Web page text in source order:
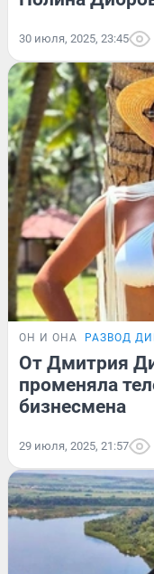
30 июля, 2025, 23:45
ОН И ОНА РАЗВОД
От Дмитрия
променяла
бизнесмена
29 июля, 2025, 21:57